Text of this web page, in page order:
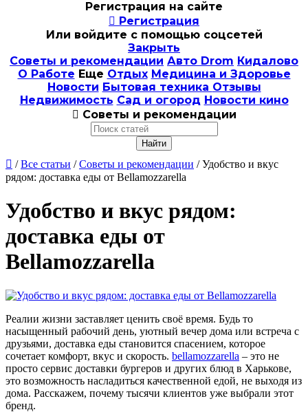
Регистрация на сайте
 Регистрация
Или войдите с помощью соцсетей
Закрыть
Советы и рекомендации Авто Drom Кидалово
О Работе Еще Отдых Медицина и Здоровье
Новости Бытовая техника Отзывы
Недвижимость Сад и огород Новости кино
 Советы и рекомендации
 /Все статьи /Советы и рекомендации / Удобство и вкус
рядом: доставка еды от Bellamozzarella
Удобство и вкус рядом:
доставка еды от
Bellamozzarella
Реалии жизни заставляет ценить своё время. Будь то
насыщенный рабочий день, уютный вечер дома или встреча с
друзьями, доставка еды становится спасением, которое
сочетает комфорт, вкус и скорость. bellamozzarella – это не
просто сервис доставки бургеров и других блюд в Харькове,
это возможность насладиться качественной едой, не выходя из
дома. Расскажем, почему тысячи клиентов уже выбрали этот
бренд.